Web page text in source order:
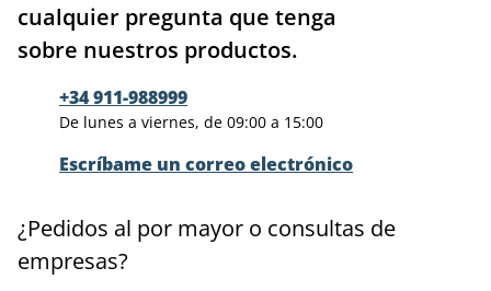
cualquier pregunta que tenga
sobre nuestros productos.
+34 911-988999
De lunes a viernes, de 09:00 a 15:00
Escríbame un correo electrónico
¿Pedidos al por mayor o consultas de
empresas?